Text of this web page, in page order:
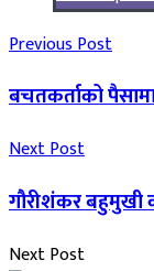
Previous Post
बचतकर्ताको
Next Post
गौरीशंकर बहुमुखी
Next Post